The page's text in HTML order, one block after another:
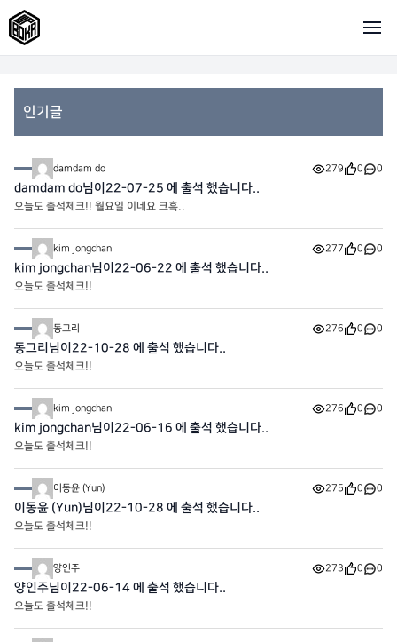
인기글
damdam do 279 0 0
damdam do님이22-07-25 에 출석 했습니다..
오늘도 출석체크!! 월요일 이네요 크흑..
kim jongchan 277 0 0
kim jongchan님이22-06-22 에 출석 했습니다..
오늘도 출석체크!!
동그리 276 0 0
동그리님이22-10-28 에 출석 했습니다..
오늘도 출석체크!!
kim jongchan 276 0 0
kim jongchan님이22-06-16 에 출석 했습니다..
오늘도 출석체크!!
이동윤 (Yun) 275 0 0
이동윤 (Yun)님이22-10-28 에 출석 했습니다..
오늘도 출석체크!!
양인주 273 0 0
양인주님이22-06-14 에 출석 했습니다..
오늘도 출석체크!!